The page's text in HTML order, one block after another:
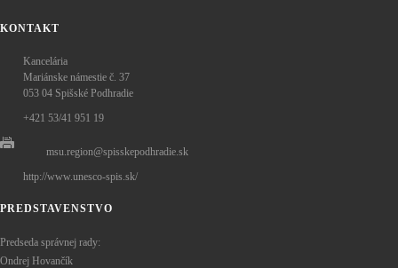
KONTAKT
Kancelária
Mariánske námestie č. 37
053 04 Spišské Podhradie
+421 53/41 951 19
msu.region@spisskepodhradie.sk
http://www.unesco-spis.sk/
PREDSTAVENSTVO
Predseda správnej rady:
Ondrej Hovančík